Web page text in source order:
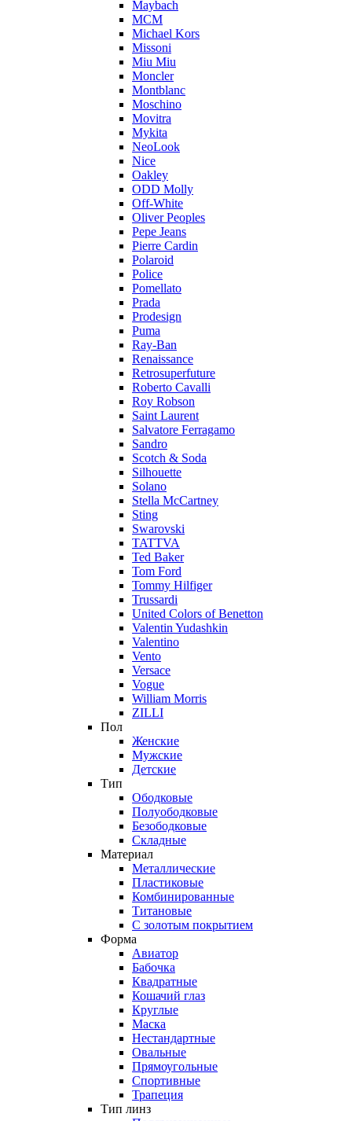
Maybach
MCM
Michael Kors
Missoni
Miu Miu
Moncler
Montblanc
Moschino
Movitra
Mykita
NeoLook
Nice
Oakley
ODD Molly
Off-White
Oliver Peoples
Pepe Jeans
Pierre Cardin
Polaroid
Police
Pomellato
Prada
Prodesign
Puma
Ray-Ban
Renaissance
Retrosuperfuture
Roberto Cavalli
Roy Robson
Saint Laurent
Salvatore Ferragamo
Sandro
Scotch & Soda
Silhouette
Solano
Stella McCartney
Sting
Swarovski
TATTVA
Ted Baker
Tom Ford
Tommy Hilfiger
Trussardi
United Colors of Benetton
Valentin Yudashkin
Valentino
Vento
Versace
Vogue
William Morris
ZILLI
Пол
Женские
Мужские
Детские
Тип
Ободковые
Полуободковые
Безободковые
Складные
Материал
Металлические
Пластиковые
Комбинированные
Титановые
С золотым покрытием
Форма
Авиатор
Бабочка
Квадратные
Кошачий глаз
Круглые
Маска
Нестандартные
Овальные
Прямоугольные
Спортивные
Трапеция
Тип линз